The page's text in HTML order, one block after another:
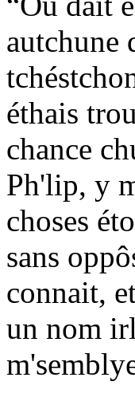
autchune
éthais
chance
Ph'lip, y
choses
sans
connait,
un nom